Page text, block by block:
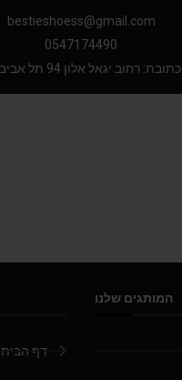
bestieshoess@gmail.com
0547174490
כתובת: רחוב יגאל אלון 94 תל אביב יפו
המותגים שלנו
דף הבית